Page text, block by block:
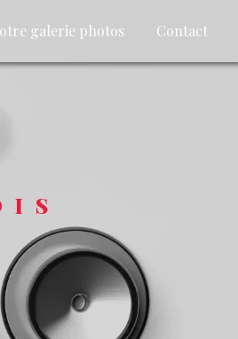
galerie photos Contact